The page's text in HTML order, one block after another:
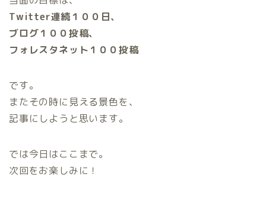
Twitter連続１００日、
ブログ１００投稿、
フォレスタネット１００投稿
です。
またその時に見える景色を、
記事にしようと思います。
では今日はここまで。
次回をお楽しみに！